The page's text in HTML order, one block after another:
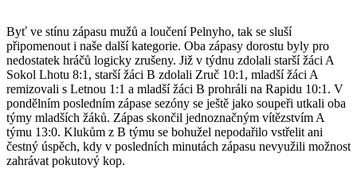
Byť ve stínu zápasu mužů a loučení Pelnyho, tak se sluší
připomenout i naše další kategorie. Oba zápasy dorostu byly pro
nedostatek hráčů logicky zrušeny. Již v týdnu zdolali starší žáci A
Sokol Lhotu 8:1, starší žáci B zdolali Zruč 10:1, mladší žáci A
remizovali s Letnou 1:1 a mladší žáci B prohráli na Rapidu 10:1. V
pondělním posledním zápase sezóny se ještě jako soupeři utkali oba
týmy mladších žáků. Zápas skončil jednoznačným vítězstvím A
týmu 13:0. Klukům z B týmu se bohužel nepodařilo vstřelit ani
čestný úspěch, kdy v posledních minutách zápasu nevyužili možnost
zahrávat pokutový kop.